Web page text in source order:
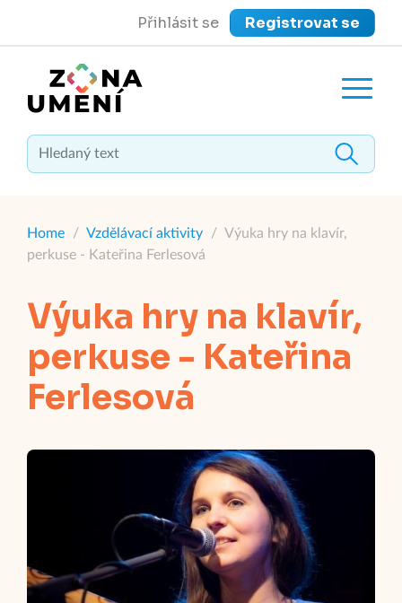
Přihlásit se Registrovat se
Zavřít menu
Home / Vzdělávací aktivity / Výuka hry na klavír,
perkuse - Kateřina Ferlesová
Výuka hry na klavír,
perkuse - Kateřina
Ferlesová